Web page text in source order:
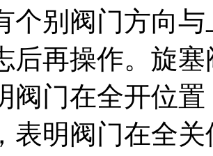
个别阀门方向
后再操作。旋
阀门在全开位
表明阀门在全